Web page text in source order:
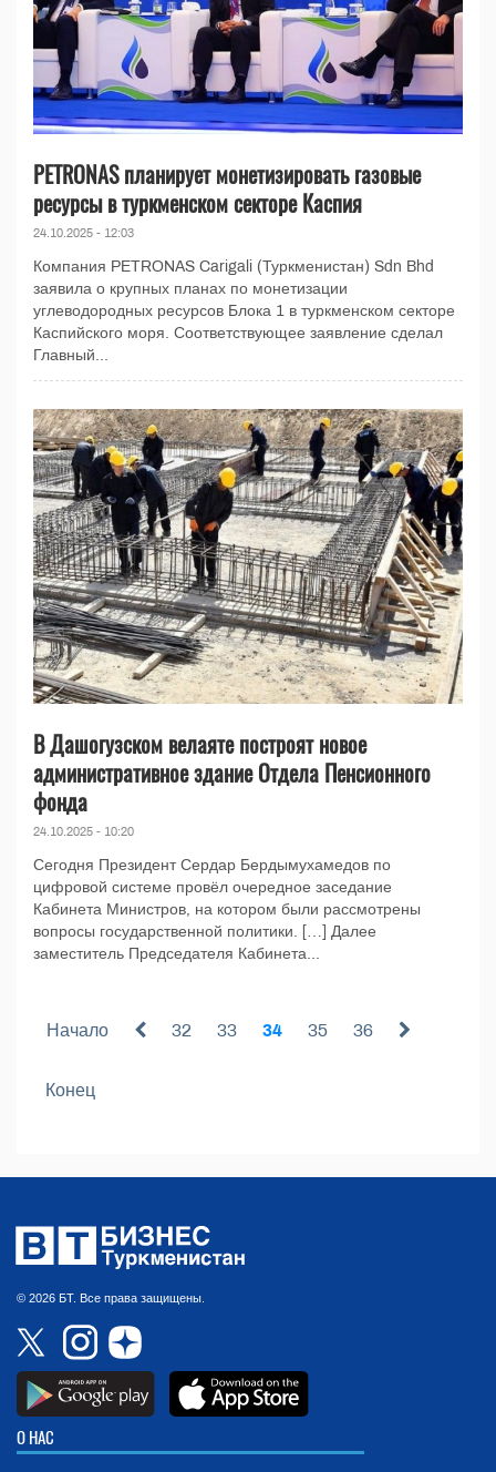
PETRONAS планирует монетизировать газовые
ресурсы в туркменском секторе Каспия
24.10.2025 - 12:03
Компания PETRONAS Carigali (Туркменистан) Sdn Bhd
заявила о крупных планах по монетизации
углеводородных ресурсов Блока 1 в туркменском секторе
Каспийского моря. Соответствующее заявление сделал
Главный...
В Дашогузском велаяте построят новое
административное здание Отдела Пенсионного
фонда
24.10.2025 - 10:20
Сегодня Президент Сердар Бердымухамедов по
цифровой системе провёл очередное заседание
Кабинета Министров, на котором были рассмотрены
вопросы государственной политики. […] Далее
заместитель Председателя Кабинета...
Начало 32 33 34 35 36
Конец
© 2026 БТ. Все права защищены.
О НАС